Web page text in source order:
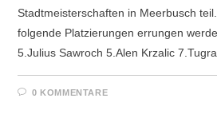
Stadtmeisterschaften in Meerbusch
folgende Platzierungen errungen
5.Julius Sawroch 5.Alen Krzalic
0 KOMMENTARE